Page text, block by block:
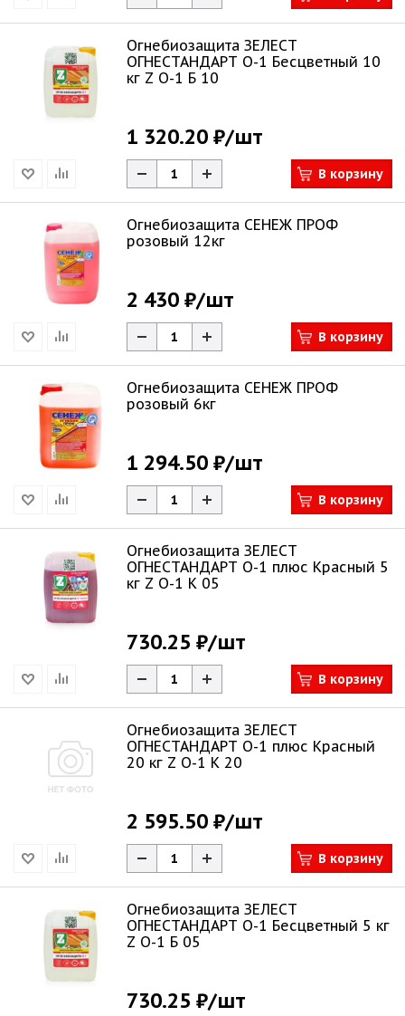
Огнебиозащита ЗЕЛЕСТ
ОГНЕСТАНДАРТ О-1 Бесцветный 10
кг Z О-1 Б 10
1 320.20 ₽/шт
В корзину
Огнебиозащита СЕНЕЖ ПРОФ
розовый 12кг
2 430 ₽/шт
В корзину
Огнебиозащита СЕНЕЖ ПРОФ
розовый 6кг
1 294.50 ₽/шт
В корзину
Огнебиозащита ЗЕЛЕСТ
ОГНЕСТАНДАРТ О-1 плюс Красный 5
кг Z О-1 К 05
730.25 ₽/шт
В корзину
Огнебиозащита ЗЕЛЕСТ
ОГНЕСТАНДАРТ О-1 плюс Красный
20 кг Z О-1 К 20
2 595.50 ₽/шт
В корзину
Огнебиозащита ЗЕЛЕСТ
ОГНЕСТАНДАРТ О-1 Бесцветный 5 кг
Z О-1 Б 05
730.25 ₽/шт